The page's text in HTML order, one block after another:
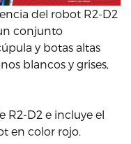
del robot R2-D2
conjunto
y botas altas
blancos y grises,
R2-D2 e incluye el
en color rojo.